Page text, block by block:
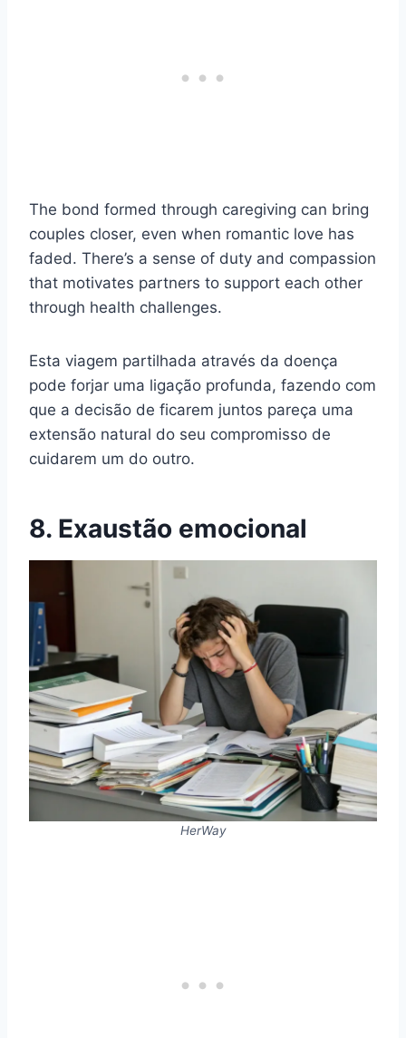
The bond formed through caregiving can bring
couples closer, even when romantic love has
faded. There’s a sense of duty and compassion
that motivates partners to support each other
through health challenges.
Esta viagem partilhada através da doença
pode forjar uma ligação profunda, fazendo com
que a decisão de ficarem juntos pareça uma
extensão natural do seu compromisso de
cuidarem um do outro.
8. Exaustão emocional
HerWay